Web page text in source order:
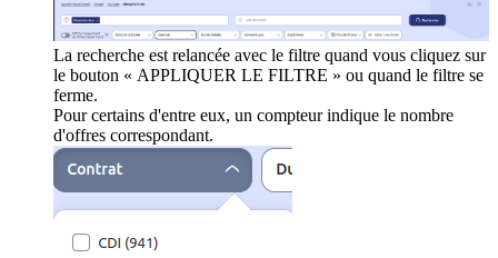
La recherche est relancée avec le filtre quand vous cliquez sur
le bouton « APPLIQUER LE FILTRE » ou quand le filtre se
ferme.
Pour certains d'entre eux, un compteur indique le nombre
d'offres correspondant.